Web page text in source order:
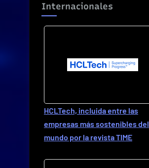
Internacionales
HCLTech, incluida entre las
empresas más sostenibles del
mundo por la revista TIME